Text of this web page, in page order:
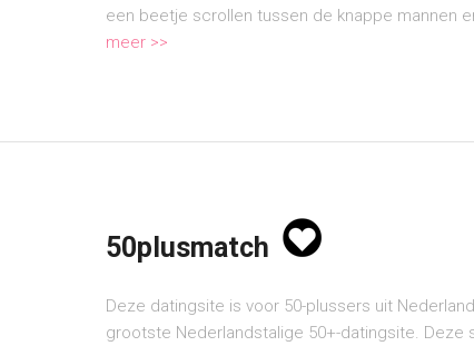
een beetje scrollen tussen de knappe mannen
meer >>
50plusmatch
Deze datingsite is voor 50-plussers uit
grootste Nederlandstalige 50+-datingsite.